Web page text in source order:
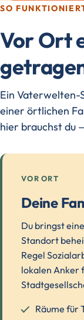
SO
Vor Ort
Ein Vaterwelten-
einer örtlichen
hier brauchst du
VOR ORT
Deine
Du bringst
Standort
Regel
lokalen Anker
Räume für